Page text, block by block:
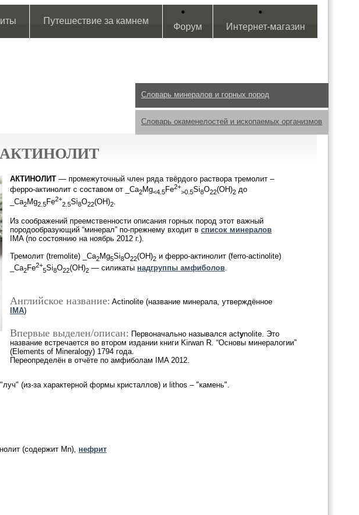
Путешествие за камнем
Форум Интернет-магазин
Словарь минералов и горных пород
Словарь окаменелостей и ископаемых организмов
АКТИНОЛИТ
АКТИНОЛИТ — промежуточный член ряда твёрдого раствора тремолит –
ферро-актинолит с составом от _Ca2Mg<4.5Fe2+
>0.5Si8O22(OH)2 до
_Ca2Mg2.5Fe2+
2.5Si8O22(OH)2.
Из соображений преемственности описания горных пород этот важный
породообразующий “минерал” по-прежнему входит в список минералов
IMA (по состоянию на ноябрь 2012 г.).
Тремолит (tremolite) _Ca2Mg5Si8O22(OH)2 и ферро-актинолит (ferro-actinolite)
_Ca2Fe2+
5Si8O22(OH)2 — силикаты надгруппы амфиболов.
Английское название: Actinolite (название минерала, утверждённое
IMA)
Впервые выделен/описан: Первоначально назывался actynolite. Это
название встречается во втором издании книги Kirwan R. “Основы минералогии”
(Elements of Mineralogy) 1794 года.
Переопределён в отчёте по амфиболам IMA 2012.
(из-за характерной формы кристаллов) и lithos – "камень".
(содержит Mn), нефрит